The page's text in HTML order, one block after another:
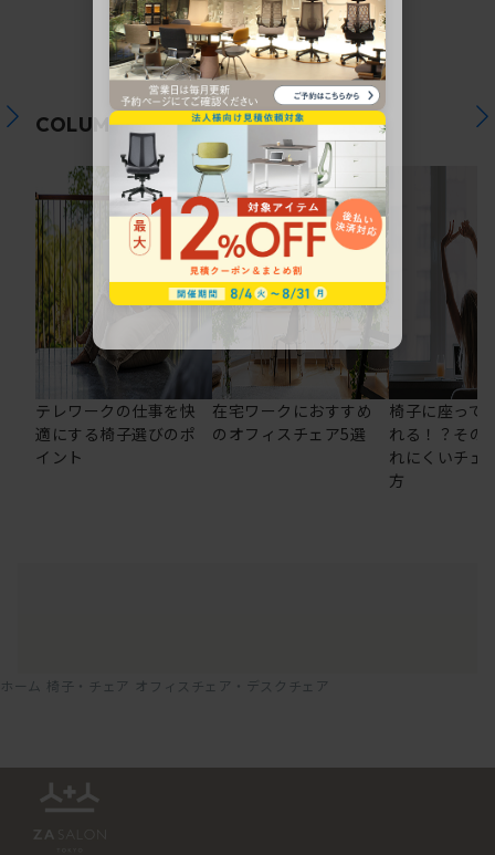
COLUMN関連コラム
テレワークの仕事を快
適にする椅子選びのポ
イント
在宅ワークにおすすめ
のオフィスチェア5選
椅子に座って
れる！？その
れにくいチェ
方
ホーム 椅子・チェア オフィスチェア・デスクチェア